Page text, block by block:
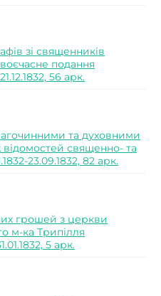
зі священників
подання
56 арк.
та духовними
відомостей священно- та
23.09.1832, 82 арк.
грошей з церкви
м-ка Трипілля
5 арк.